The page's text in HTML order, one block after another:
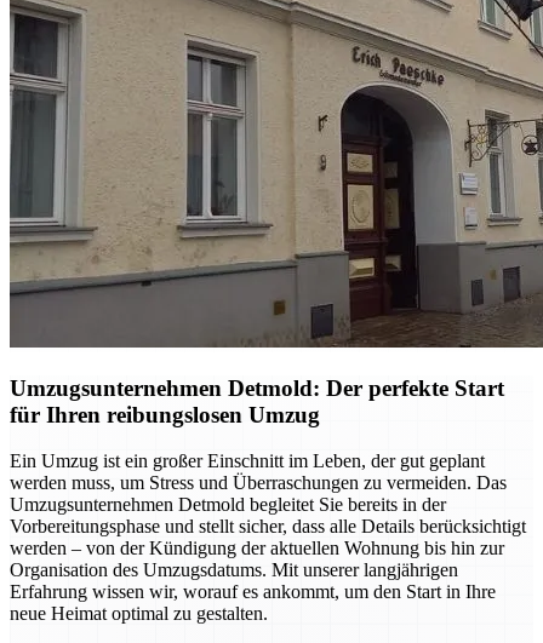
Umzugsunternehmen Detmold: Der perfekte Start
für Ihren reibungslosen Umzug
Ein Umzug ist ein großer Einschnitt im Leben, der gut geplant
werden muss, um Stress und Überraschungen zu vermeiden. Das
Umzugsunternehmen Detmold begleitet Sie bereits in der
Vorbereitungsphase und stellt sicher, dass alle Details berücksichtigt
werden – von der Kündigung der aktuellen Wohnung bis hin zur
Organisation des Umzugsdatums. Mit unserer langjährigen
Erfahrung wissen wir, worauf es ankommt, um den Start in Ihre
neue Heimat optimal zu gestalten.